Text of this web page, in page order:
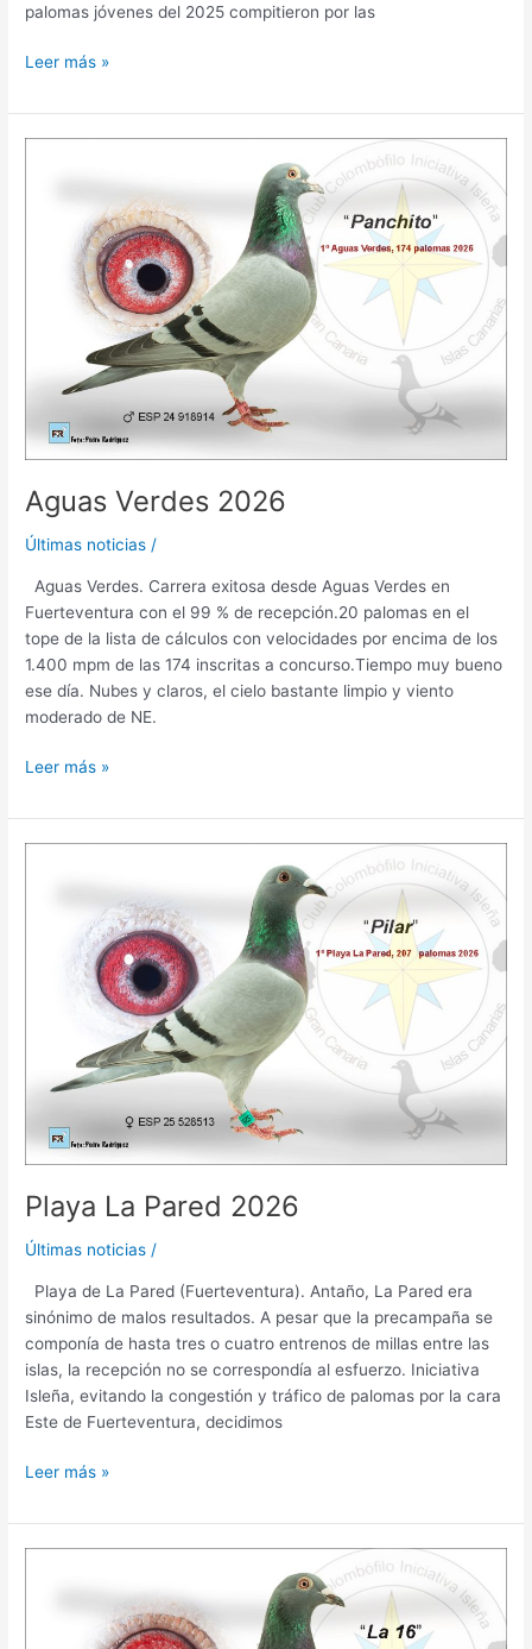
palomas jóvenes del 2025 compitieron por las
Leer más »
Aguas Verdes 2026
Últimas noticias /
Aguas Verdes. Carrera exitosa desde Aguas Verdes en
Fuerteventura con el 99 % de recepción.20 palomas en el
tope de la lista de cálculos con velocidades por encima de los
1.400 mpm de las 174 inscritas a concurso.Tiempo muy bueno
ese día. Nubes y claros, el cielo bastante limpio y viento
moderado de NE.
Leer más »
Playa La Pared 2026
Últimas noticias /
Playa de La Pared (Fuerteventura). Antaño, La Pared era
sinónimo de malos resultados. A pesar que la precampaña se
componía de hasta tres o cuatro entrenos de millas entre las
islas, la recepción no se correspondía al esfuerzo. Iniciativa
Isleña, evitando la congestión y tráfico de palomas por la cara
Este de Fuerteventura, decidimos
Leer más »